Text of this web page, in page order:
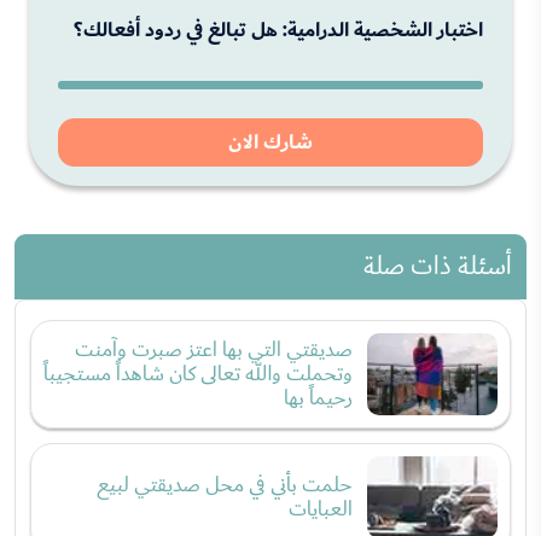
اختبار الشخصية الدرامية: هل تبالغ في ردود أفعالك؟
شارك الان
أسئلة ذات صلة
صديقتي التي بها اعتز صبرت وآمنت
وتحملت والله تعالى كان شاهداً مستجيباً
رحيماً بها
حلمت بأني في محل صديقتي لبيع
العبايات